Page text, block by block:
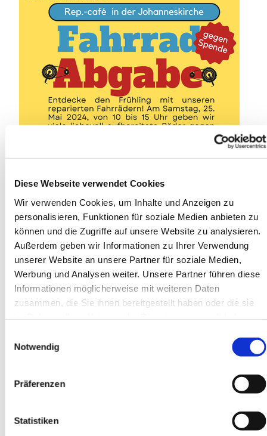
Diese Webseite verwendet Cookies
Wir verwenden Cookies, um Inhalte und Anzeigen zu
personalisieren, Funktionen für soziale Medien anbieten zu
können und die Zugriffe auf unsere Website zu analysieren.
Außerdem geben wir Informationen zu Ihrer Verwendung
unserer Website an unsere Partner für soziale Medien,
Werbung und Analysen weiter. Unsere Partner führen diese
Informationen möglicherweise mit weiteren Daten
zusammen, die Sie ihnen bereitgestellt haben oder die sie
Notwendig
Präferenzen
Statistiken
15 Uhr in der
Remscheid statt.